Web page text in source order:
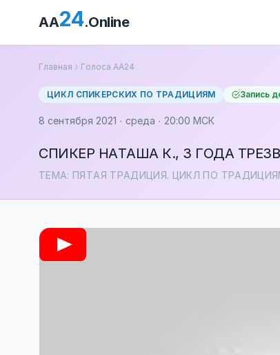
AA24.Online
Главная Голоса АА24
ЦИКЛ СПИКЕРСКИХ ПО ТРАДИЦИЯМ Запись
8 сентября 2021 · среда · 20:00 МСК
СПИКЕР НАТАША К., 3 ГОДА
ТЕМА: ПЯТАЯ ТРАДИЦИЯ. ЦИКЛ ПО